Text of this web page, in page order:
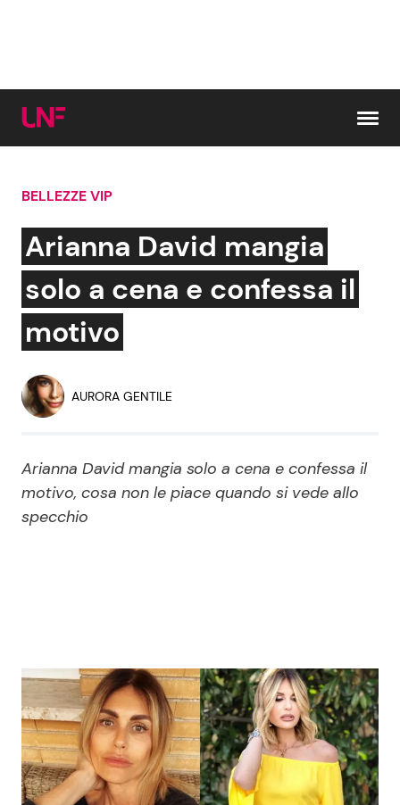
Cerca:
News e Cronaca
Attualità Italiana
Economia
Persone Scomparse
Politica
Gossip e TV
Bellezze VIP
Programmi TV
News Cinema
News Musica
News Spettacolo
News dal mondo
BELLEZZE VIP
Arianna David mangia
solo a cena e confessa il
motivo
AURORA GENTILE
Arianna David mangia solo a cena e confessa il
motivo, cosa non le piace quando si vede allo
specchio